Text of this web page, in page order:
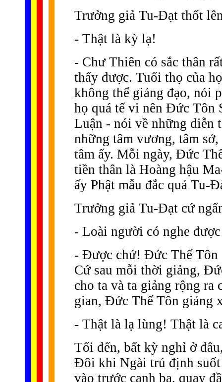
Trưởng giả Tu-Ðạt thốt
- Thật là kỳ lạ!
- Chư Thiên có sắc thân
thấy được. Tuổi thọ của
không thể giảng đạo, nói
họ quá tế vi nên Ðức Tôn
Luận - nói về những diễn
những tâm vương, tâm
tâm ấy. Mỗi ngày, Ðức
tiền thân là Hoàng hậu
ấy Phật mẫu đắc quả Tu-
Trưởng giả Tu-Ðạt cứ
- Loài người có nghe
- Ðược chứ! Ðức Thế Tôn
Cứ sau mỗi thời giảng,
cho ta và ta giảng rộng ra
gian, Ðức Thế Tôn giảng
- Thật là lạ lùng! Thật là
Tối đến, bất kỳ nghỉ ở
Ðôi khi Ngài trú định suốt
vào trước canh ba, quay